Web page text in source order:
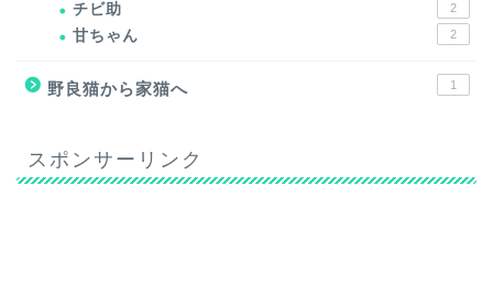
チビ助 2
甘ちゃん 2
野良猫から家猫へ 1
スポンサーリンク